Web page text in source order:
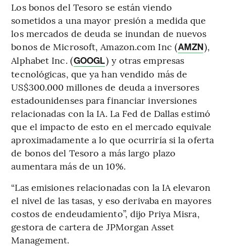
Los bonos del Tesoro se están viendo
sometidos a una mayor presión a medida que
los mercados de deuda se inundan de nuevos
bonos de Microsoft, Amazon.com Inc (AMZN),
Alphabet Inc. (GOOGL) y otras empresas
tecnológicas, que ya han vendido más de
US$300.000 millones de deuda a inversores
estadounidenses para financiar inversiones
relacionadas con la IA. La Fed de Dallas estimó
que el impacto de esto en el mercado equivale
aproximadamente a lo que ocurriría si la oferta
de bonos del Tesoro a más largo plazo
aumentara más de un 10%.
“Las emisiones relacionadas con la IA elevaron
el nivel de las tasas, y eso derivaba en mayores
costos de endeudamiento”, dijo Priya Misra,
gestora de cartera de JPMorgan Asset
Management.